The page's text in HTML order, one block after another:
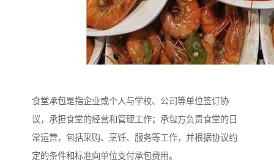
食堂承包是指企业或个人与学校、公司等单位签订协
议，承担食堂的经营和管理工作；承包方负责食堂的日
常运营，包括采购、烹饪、服务等工作，并根据协议约
定的条件和标准向单位支付承包费用。